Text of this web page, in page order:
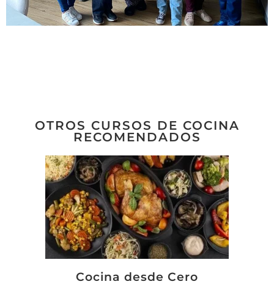
OTROS CURSOS DE COCINA
RECOMENDADOS
Cocina desde Cero